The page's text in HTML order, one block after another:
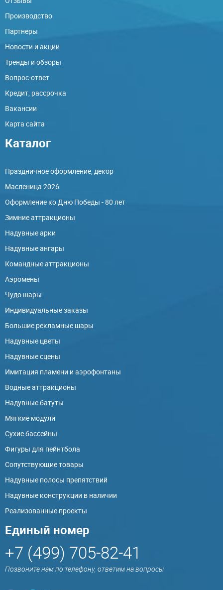
Производство
Партнеры
Новости и акции
Тренды и обзоры
Вопрос-ответ
Кредит, рассрочка
Вакансии
Карта сайта
Каталог
Праздничное оформление, декор
Масленица 2026
Оформление ко Дню Победы - 80 лет
Зимние аттракционы
Надувные арки
Надувные ангары
Командные аттракционы
Аэромены
Чудо шары
Индивидуальные заказы
Большие рекламные шары
Надувные цветы
Надувные сцены
Имитация пламени и аэрофонтаны
Водные аттракционы
Надувные батуты
Мягкие модули
Сухие бассейны
Фигуры для пейнтбола
Сопутствующие товары
Надувные полосы препятствий
Надувные конструкции в наличии
Реализованные проекты
Единый номер
+7 (499) 705-82-41
Позвоните нам по телефону, ответим на вопросы